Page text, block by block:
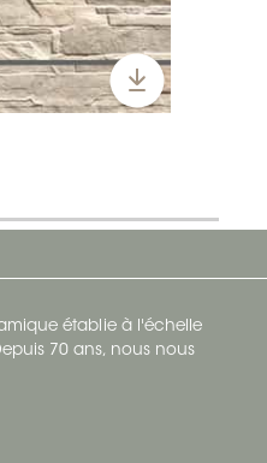
établie à l'échelle
70 ans, nous nous